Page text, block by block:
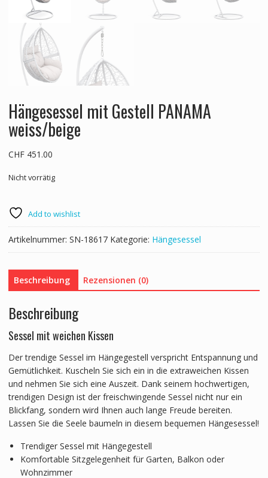
Hängesessel mit Gestell PANAMA
weiss/beige
CHF451.00
Nicht vorrätig
Add to wishlist
Artikelnummer: SN-18617 Kategorie: Hängesessel
Beschreibung Rezensionen (0)
Beschreibung
Sessel mit weichen Kissen
Der trendige Sessel im Hängegestell verspricht Entspannung und
Gemütlichkeit. Kuscheln Sie sich ein in die extraweichen Kissen
und nehmen Sie sich eine Auszeit. Dank seinem hochwertigen,
trendigen Design ist der freischwingende Sessel nicht nur ein
Blickfang, sondern wird Ihnen auch lange Freude bereiten.
Lassen Sie die Seele baumeln in diesem bequemen Hängesessel!
Trendiger Sessel mit Hängegestell
Komfortable Sitzgelegenheit für Garten, Balkon oder
Wohnzimmer